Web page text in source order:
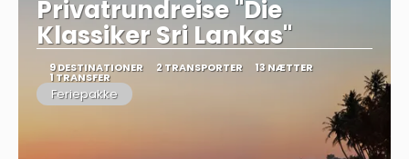
Privatrundreise "Die
Klassiker Sri Lankas"
9 DESTINATIONER 2 TRANSPORTER 13 NÆTTER
1 TRANSFER
Feriepakke